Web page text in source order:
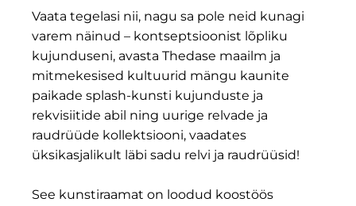
Vaata tegelasi nii, nagu sa pole neid kunagi
varem näinud – kontseptsioonist lõpliku
kujunduseni, avasta Thedase maailm ja
mitmekesised kultuurid mängu kaunite
paikade splash-kunsti kujunduste ja
rekvisiitide abil ning uurige relvade ja
raudrüüde kollektsiooni, vaadates
üksikasjalikult läbi sadu relvi ja raudrüüsid!
See kunstiraamat on loodud koostöös